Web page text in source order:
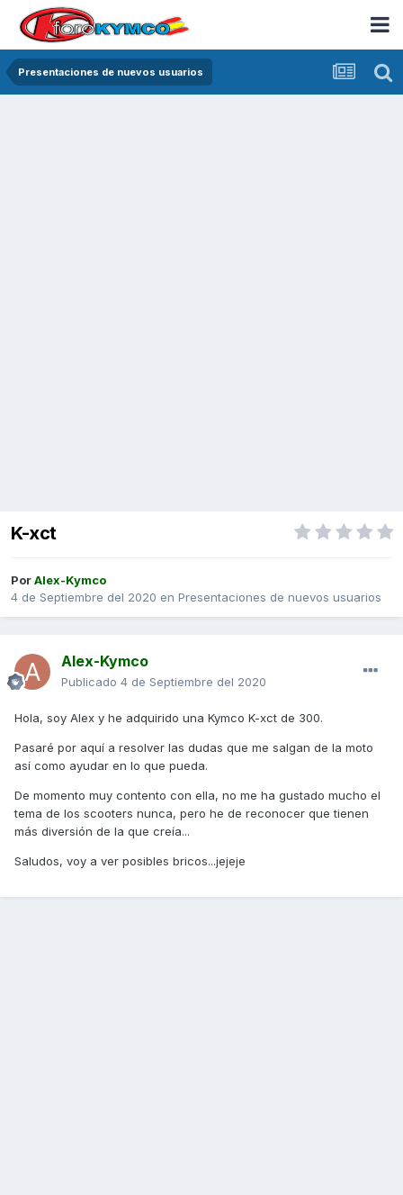
Presentaciones de nuevos usuarios
K-xct
PorAlex-Kymco
4 de Septiembre del 2020 en Presentaciones de nuevos usuarios
Alex-Kymco
Publicado 4 de Septiembre del 2020
Hola, soy Alex y he adquirido una Kymco K-xct de 300.
Pasaré por aquí a resolver las dudas que me salgan de la moto
así como ayudar en lo que pueda.
De momento muy contento con ella, no me ha gustado mucho el
tema de los scooters nunca, pero he de reconocer que tienen
más diversión de la que creía...
Saludos, voy a ver posibles bricos...jejeje